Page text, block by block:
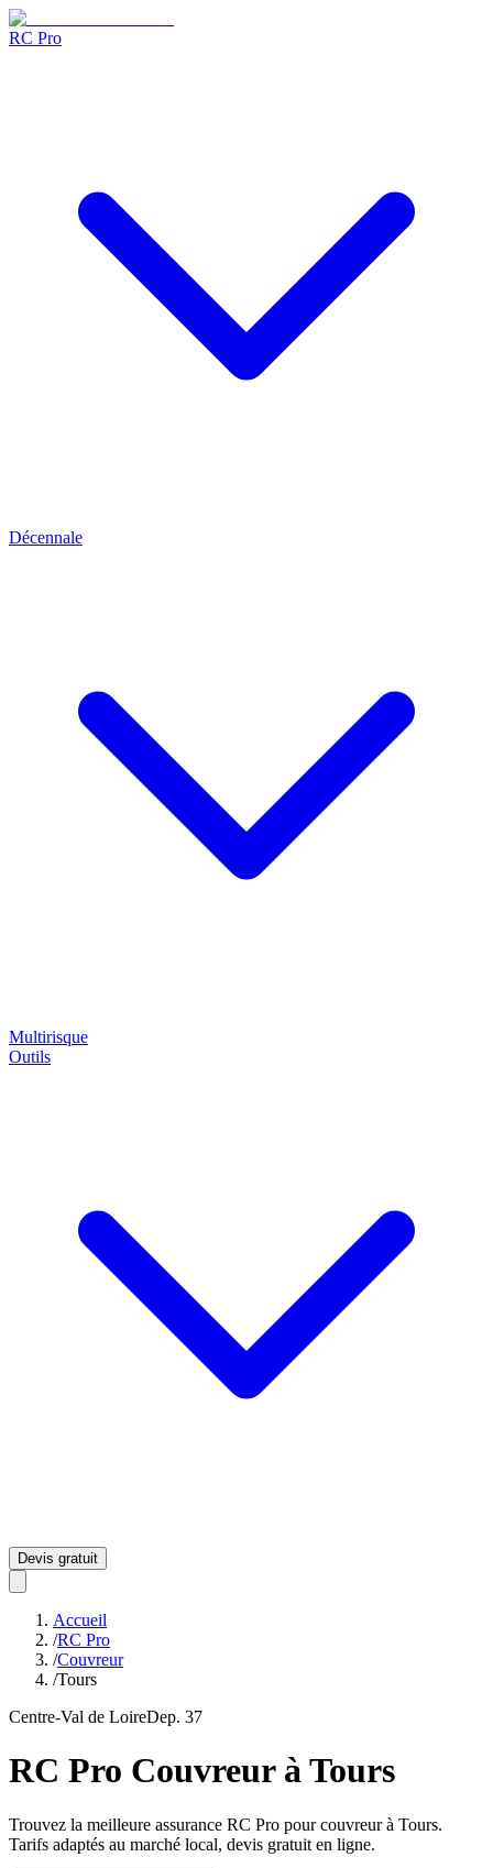
RC Pro
Décennale
Multirisque
Outils
Devis gratuit
Accueil
/RC Pro
/Couvreur
/Tours
Centre-Val de LoireDep. 37
RC Pro CouvreuràTours
Trouvez la meilleure assurance RC Pro pourcouvreurà Tours.
Tarifs adaptés au marché local, devis gratuit en ligne.